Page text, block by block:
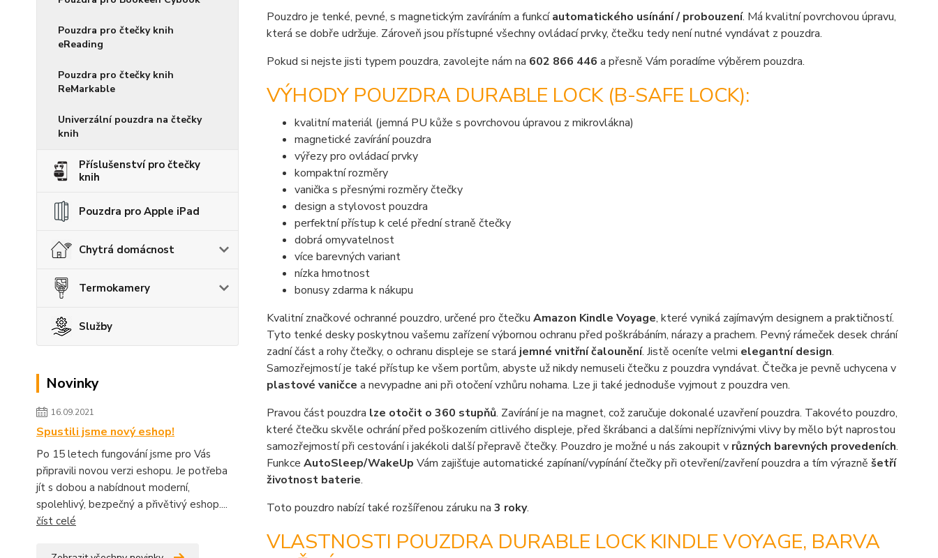
Pouzdra pro čtečky knih
eReading
Pouzdra pro čtečky knih
ReMarkable
Univerzální pouzdra na čtečky
knih
Příslušenství pro čtečky
knih
Pouzdra pro Apple iPad
Chytrá domácnost
Termokamery
Služby
Novinky
16.09.2021
Spustili jsme nový eshop!
Po 15 letech fungování jsme pro Vás
připravili novou verzi eshopu. Je potřeba
jít s dobou a nabídnout moderní,
spolehlivý, bezpečný a přivětivý eshop....
číst celé
Pouzdro je tenké, pevné, s magnetickým zavíráním a funkcíautomatického usínání / probouzení. Má kvalitní povrchovou úpravu,
která se dobře udržuje. Zároveň jsou přístupné všechny ovládací prvky, čtečku tedy není nutné vyndávat z pouzdra.
Pokud si nejste jisti typem pouzdra, zavolejte nám na 602 866 446 a přesně Vám poradíme výběrem pouzdra.
VÝHODY POUZDRA DURABLE LOCK (B-SAFE LOCK):
kvalitní materiál (jemná PU kůže s povrchovou úpravou z mikrovlákna)
magnetické zavírání pouzdra
výřezy pro ovládací prvky
kompaktní rozměry
vanička s přesnými rozměry čtečky
design a stylovost pouzdra
perfektní přístup k celé přední straně čtečky
dobrá omyvatelnost
více barevných variant
nízka hmotnost
bonusy zdarma k nákupu
Kvalitní značkové ochranné pouzdro, určené pro čtečku Amazon Kindle Voyage, které vyniká zajímavým designem a praktičností.
Tyto tenké desky poskytnou vašemu zařízení výbornou ochranu před poškrábáním, nárazy a prachem. Pevný rámeček desek chrání
zadní část a rohy čtečky, o ochranu displeje se stará jemné vnitřní čalounění. Jistě oceníte velmi elegantní design.
Samozřejmostí je také přístup ke všem portům, abyste už nikdy nemuseli čtečku z pouzdra vyndávat. Čtečka je pevně uchycena v
plastové vaničce a nevypadne ani při otočení vzhůru nohama. Lze ji také jednoduše vyjmout z pouzdra ven.
Pravou část pouzdra lze otočit o 360 stupňů. Zavírání je na magnet, což zaručuje dokonalé uzavření pouzdra. Takovéto pouzdro,
které čtečku skvěle ochrání před poškozením citlivého displeje, před škrábanci a dalšími nepříznivými vlivy by mělo být naprostou
samozřejmostí při cestování i jakékoli další přepravě čtečky. Pouzdro je možné u nás zakoupit v různých barevných provedeních.
Funkce AutoSleep/WakeUp Vám zajišťuje automatické zapínaní/vypínání čtečky při otevření/zavření pouzdra a tím výrazně šetří
životnost baterie.
Toto pouzdro nabízí také rozšířenou záruku na 3 roky.
VLASTNOSTI POUZDRA DURABLE LOCK KINDLE VOYAGE, BARVA